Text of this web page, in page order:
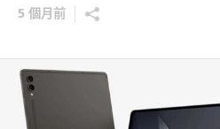
5 個月前